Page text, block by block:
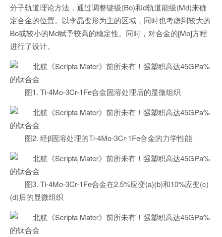
分子轨道理论方法，通过调整键级(Bo)和d轨道能级(Md)来确
定合金的位置。以孪晶变形为主的区域，同时也考虑到较大的
Bo或较小的Md赋予较高的稳定性。同时，对合金的[Mo]方程
进行了设计。
图1. Ti-4Mo-3Cr-1Fe合金固溶处理后的显微组织
图2. 经β固溶处理的Ti-4Mo-3Cr-1Fe合金的力学性能
图3. Ti-4Mo-3Cr-1Fe合金在2.5%应变(a)(b)和10%应变(c)
(d)后的显微组织